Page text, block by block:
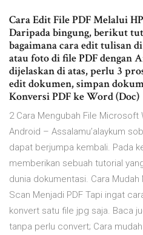
Cara Edit File PDF Melalui
Daripada bingung, berikut
bagaimana cara edit tulisan
atau foto di file PDF dengan
dijelaskan di atas, perlu 3
edit dokumen, simpan
Konversi PDF ke Word (Doc)
2 Cara Mengubah File Microsoft
Android – Assalamu’alaykum
dapat berjumpa kembali. Pada
memberikan sebuah tutorial
dunia dokumentasi. Cara Mudah
Scan Menjadi PDF Tapi ingat
konvert satu file jpg saja. Baca
tanpa perlu convert; Cara